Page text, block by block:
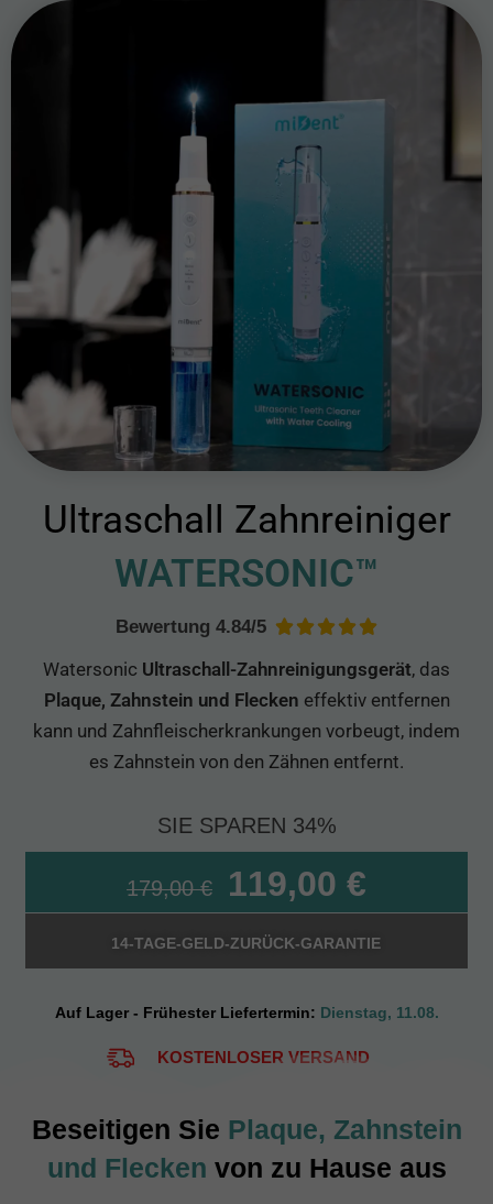
JETZT SHOPPEN
Ultraschall Zahnreiniger
WATERSONIC™
Bewertung 4.84/5     
Watersonic Ultraschall-Zahnreinigungsgerät, das
Plaque, Zahnstein und Flecken effektiv entfernen
kann und Zahnfleischerkrankungen vorbeugt, indem
es Zahnstein von den Zähnen entfernt.
SIE SPAREN 34%
179,00€ 119,00 €
14-TAGE-GELD-ZURÜCK-GARANTIE
Auf Lager - Frühester Liefertermin: Dienstag, 11.08.
KOSTENLOSER VERSAND
Beseitigen Sie Plaque, Zahnstein
und Flecken von zu Hause aus